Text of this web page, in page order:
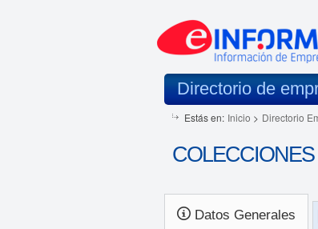
Directorio de
Estás en: Inicio > Directorio
Datos Generales